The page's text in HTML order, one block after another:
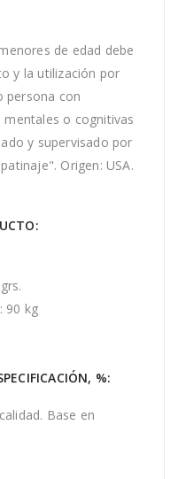
de edad debe
y la utilización por
persona con
mentales o cognitivas
y supervisado por
Origen: USA.
90 kg
%:
Base en